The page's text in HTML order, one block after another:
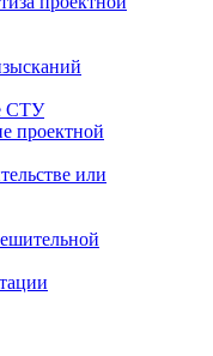
СТУ
проектной
или